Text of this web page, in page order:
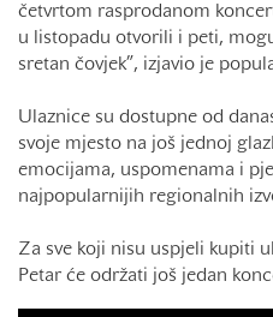
četvrtom rasprodanom
u listopadu otvorili i peti,
sretan čovjek”, izjavio je
Ulaznice su dostupne od
svoje mjesto na još jednoj
emocijama, uspomenama i
najpopularnijih regionalnih
Za sve koji nisu uspjeli kupiti
Petar će održati još jedan